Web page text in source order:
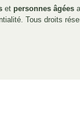
et personnes âgées
. Tous droits